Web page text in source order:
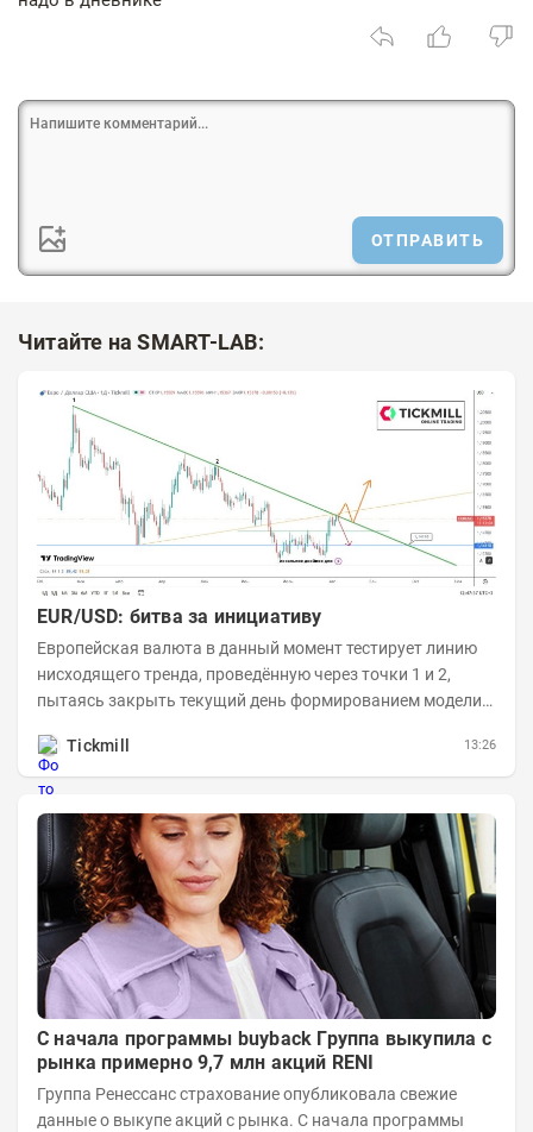
ОТПРАВИТЬ
Читайте на SMART-LAB:
EUR/USD: битва за инициативу
Европейская валюта в данный момент тестирует линию
нисходящего тренда, проведённую через точки 1 и 2,
пытаясь закрыть текущий день формированием модели
Tickmill
13:26
С начала программы buyback Группа выкупила с
рынка примерно 9,7 млн акций RENI
Группа Ренессанс страхование опубликовала свежие
данные о выкупе акций с рынка. C начала программы